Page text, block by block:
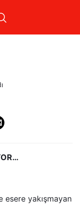
esere yakışmayan